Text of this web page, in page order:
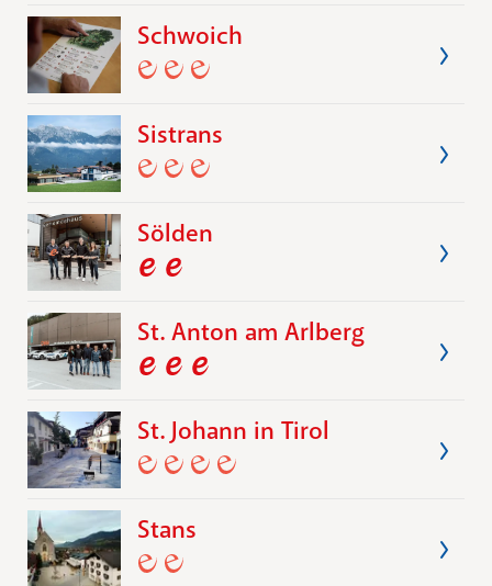
Schwoich
Sistrans
Sölden
St. Anton am Arlberg
St. Johann in Tirol
Stans